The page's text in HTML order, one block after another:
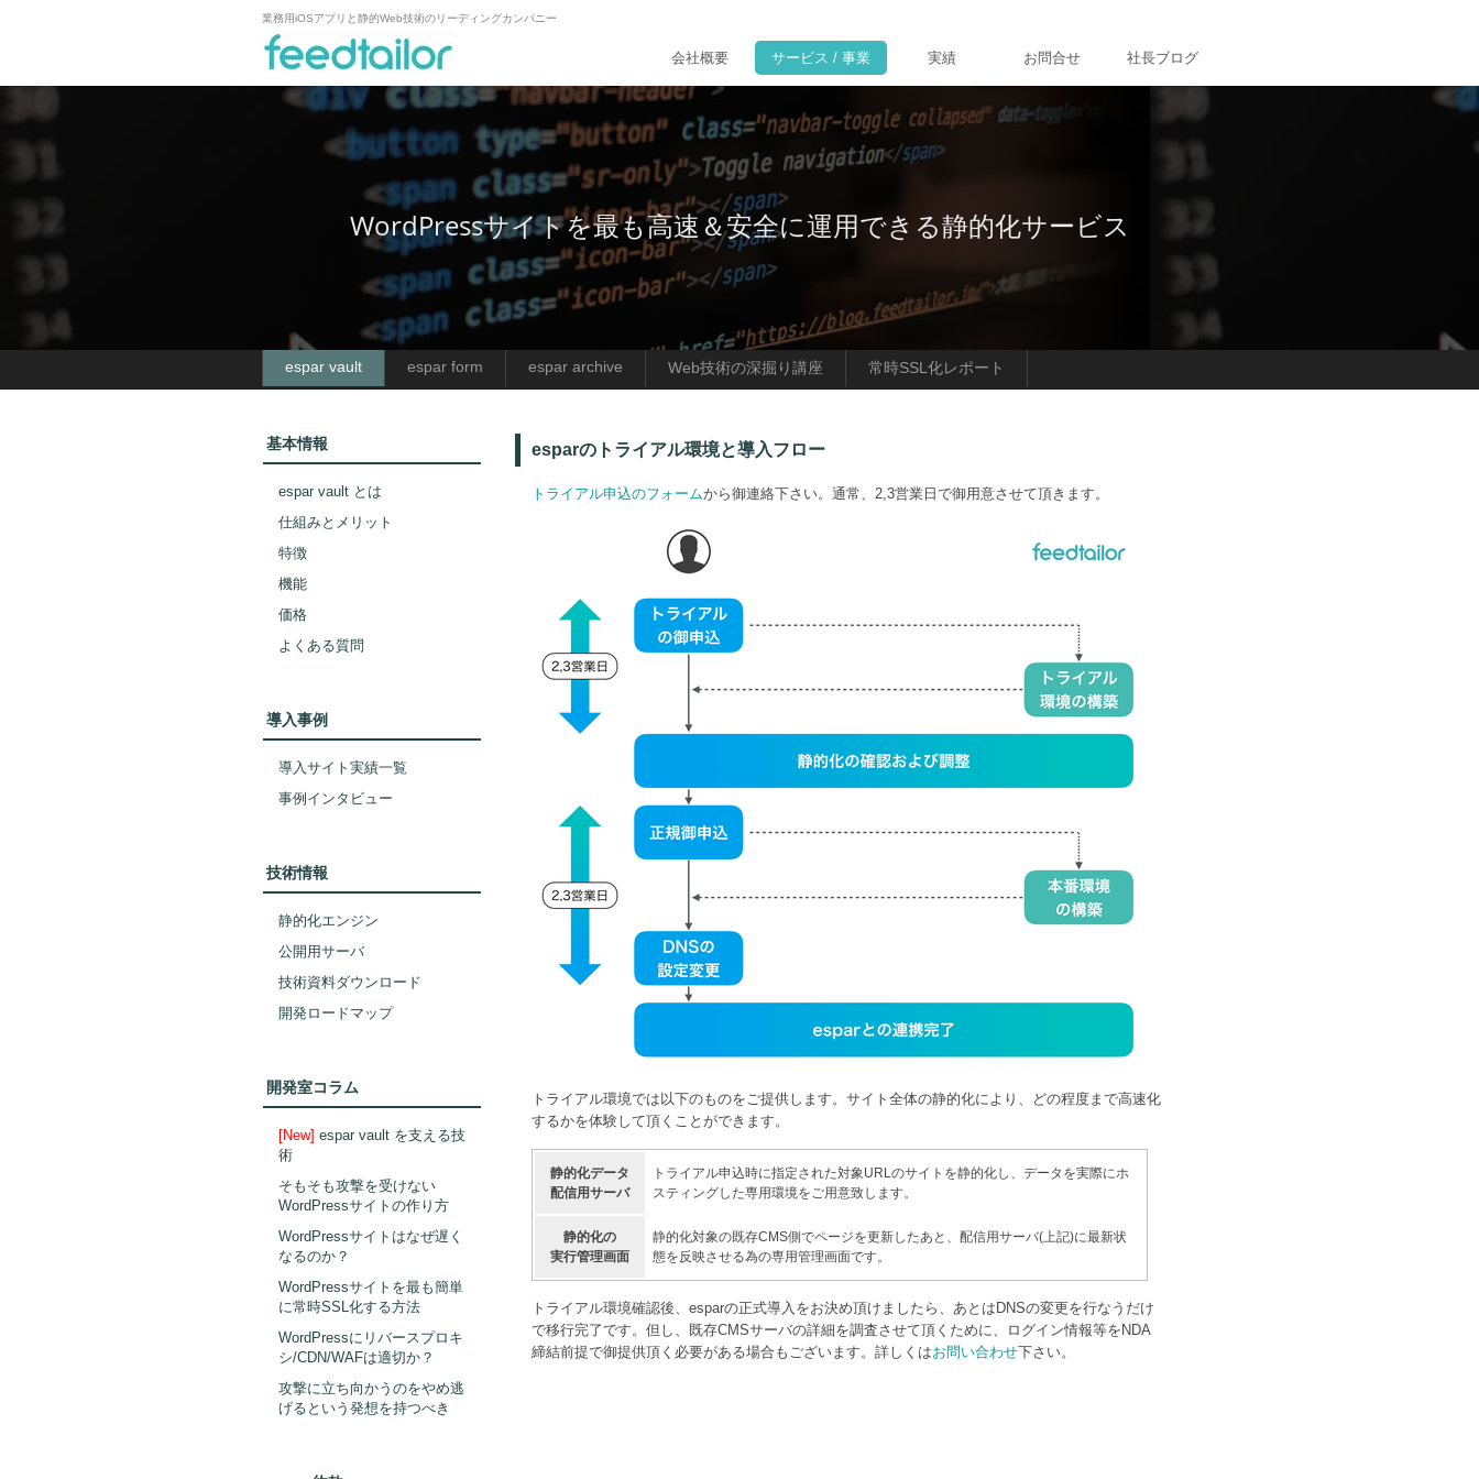
業務用iOSアプリと静的Web技術のリーディングカンパニー
社長ブログ
お問合せ
実績
サービス / 事業
会社概要
WordPressサイトを最も高速＆安全に運用できる静的化サービス
espar vault espar form espar archive Web技術の深掘り講座 常時SSL化レポート
基本情報
espar vault とは
仕組みとメリット
特徴
機能
価格
よくある質問
導入事例
導入サイト実績一覧
事例インタビュー
技術情報
静的化エンジン
公開用サーバ
技術資料ダウンロード
開発ロードマップ
開発室コラム
[New] espar vault を支える技
術
そもそも攻撃を受けない
WordPressサイトの作り方
WordPressサイトはなぜ遅く
なるのか？
WordPressサイトを最も簡単
に常時SSL化する方法
WordPressにリバースプロキ
シ/CDN/WAFは適切か？
攻撃に立ち向かうのをやめ逃
げるという発想を持つべき
esparのトライアル環境と導入フロー
トライアル申込のフォームから御連絡下さい。通常、2,3営業日で御用意させて頂きます。
トライアル環境では以下のものをご提供します。サイト全体の静的化により、どの程度まで高速化
するかを体験して頂くことができます。
静的化データ
配信用サーバ
トライアル申込時に指定された対象URLのサイトを静的化し、データを実際にホ
スティングした専用環境をご用意致します。
静的化の
実行管理画面
静的化対象の既存CMS側でページを更新したあと、配信用サーバ(上記)に最新状
態を反映させる為の専用管理画面です。
トライアル環境確認後、esparの正式導入をお決め頂けましたら、あとはDNSの変更を行なうだけ
で移行完了です。但し、既存CMSサーバの詳細を調査させて頂くために、ログイン情報等をNDA
締結前提で御提供頂く必要がある場合もございます。詳しくはお問い合わせ下さい。